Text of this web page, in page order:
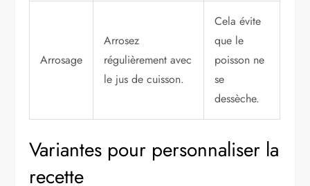
Arrosage
Arrosez
régulièrement avec
le jus de cuisson.
Cela évite
que le
poisson ne
se
dessèche.
Variantes pour personnaliser la
recette